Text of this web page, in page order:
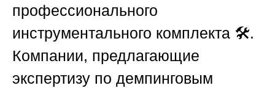
профессионального
инструментального комплекта 🛠️.
Компании, предлагающие
экспертизу по демпинговым